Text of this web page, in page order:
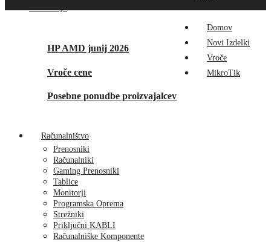
HP AMD junij 2026
Vroče cene
Posebne ponudbe proizvajalcev
Domov
Novi Izdelki
Vroče
MikroTik
Računalništvo
Prenosniki
Računalniki
Gaming Prenosniki
Tablice
Monitorji
Programska Oprema
Strežniki
Priključni KABLI
Računalniške Komponente